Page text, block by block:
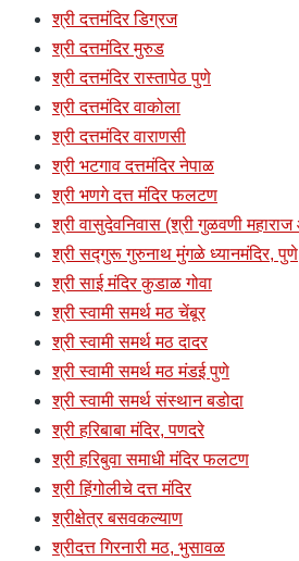
श्री दत्तमंदिर डिग्रज
श्री दत्तमंदिर मुरुड
श्री दत्तमंदिर रास्तापेठ पुणे
श्री दत्तमंदिर वाकोला
श्री दत्तमंदिर वाराणसी
श्री भटगाव दत्तमंदिर नेपाळ
श्री भणगे दत्त मंदिर फलटण
श्री वासुदेवनिवास (श्री गुळवणी
श्री सद्गुरू गुरुनाथ मुंगळे ध्यानमंदिर, पुणे
श्री साई मंदिर कुडाळ गोवा
श्री स्वामी समर्थ मठ चेंबूर
श्री स्वामी समर्थ मठ दादर
श्री स्वामी समर्थ मठ मंडई पुणे
श्री स्वामी समर्थ संस्थान बडोदा
श्री हरिबाबा मंदिर, पणदरे
श्री हरिबुवा समाधी मंदिर फलटण
श्री हिंगोलीचे दत्त मंदिर
श्रीक्षेत्र बसवकल्याण
श्रीदत्त गिरनारी मठ, भुसावळ